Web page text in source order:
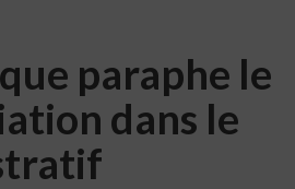
paraphe le
dans le